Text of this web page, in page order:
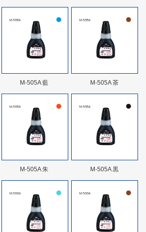
M-505A 藍 M-505A 茶
M-505A 朱 M-505A 黒